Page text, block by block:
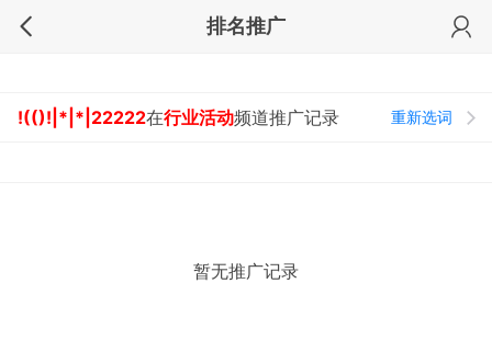
排名推广
重新选词
!(()!|*|*|22222在行业活动频道推广记录
暂无推广记录